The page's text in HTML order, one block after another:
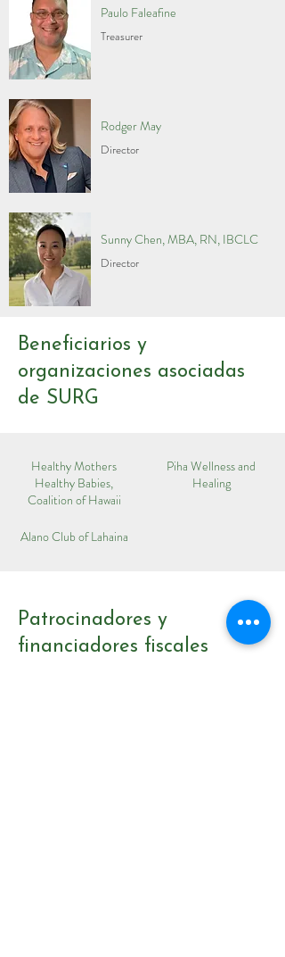
Paulo Faleafine
Treasurer
Rodger May
Director
Sunny Chen, MBA, RN, IBCLC
Director
Beneficiarios y
organizaciones asociadas
de SURG
Healthy Mothers
Healthy Babies,
Coalition of Hawaii
Alano Club of Lahaina
Piha Wellness and
Healing
Patrocinadores y
financiadores fiscales